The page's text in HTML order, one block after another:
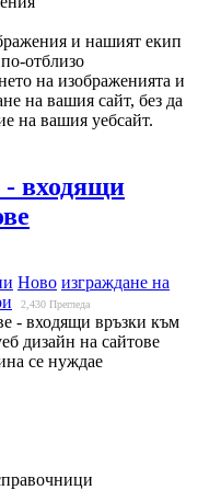
и нашият екип
отблизо
на изображенията и
на вашия сайт, без да
на вашия уебсайт.
- входящи
Ново изграждане на
2,430 Прегледа
- входящи връзки към
дизайн на сайтове
се нуждае